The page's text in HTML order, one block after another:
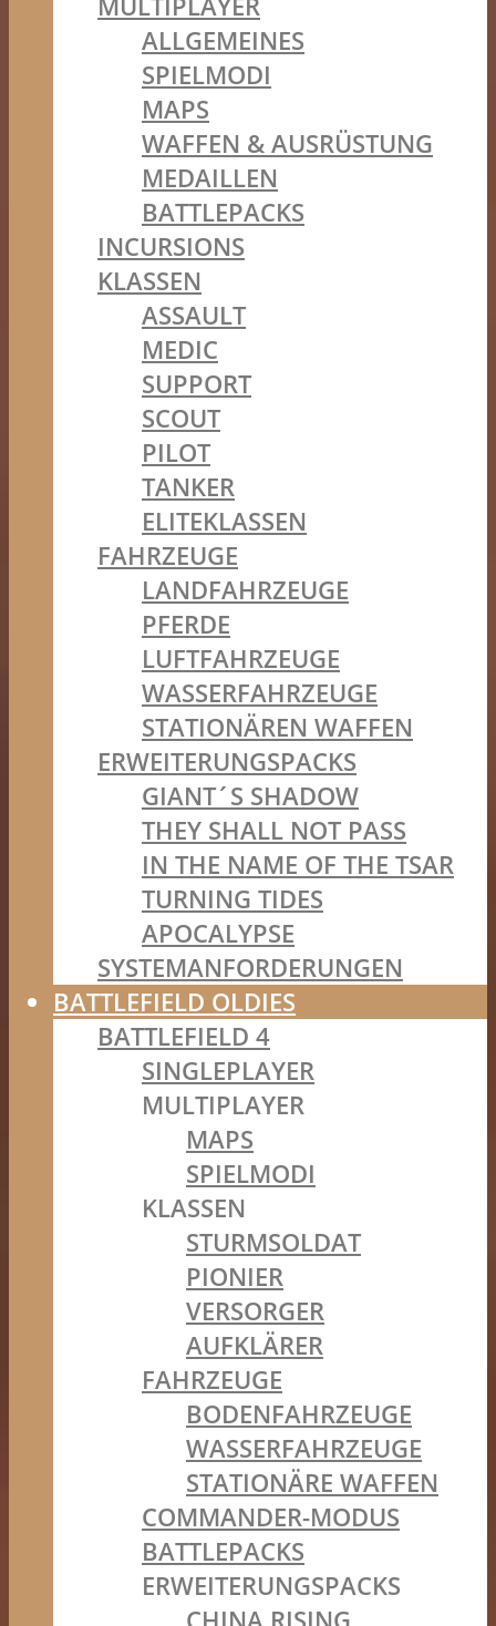
ALLGEMEINES
SPIELMODI
MAPS
WAFFEN & AUSRÜSTUNG
MEDAILLEN
BATTLEPACKS
INCURSIONS
KLASSEN
ASSAULT
MEDIC
SUPPORT
SCOUT
PILOT
TANKER
ELITEKLASSEN
FAHRZEUGE
LANDFAHRZEUGE
PFERDE
LUFTFAHRZEUGE
WASSERFAHRZEUGE
STATIONÄREN WAFFEN
ERWEITERUNGSPACKS
GIANT´S SHADOW
THEY SHALL NOT PASS
IN THE NAME OF THE TSAR
TURNING TIDES
APOCALYPSE
SYSTEMANFORDERUNGEN
BATTLEFIELD OLDIES
BATTLEFIELD 4
SINGLEPLAYER
MULTIPLAYER
MAPS
SPIELMODI
KLASSEN
STURMSOLDAT
PIONIER
VERSORGER
AUFKLÄRER
FAHRZEUGE
BODENFAHRZEUGE
WASSERFAHRZEUGE
STATIONÄRE WAFFEN
COMMANDER-MODUS
BATTLEPACKS
ERWEITERUNGSPACKS